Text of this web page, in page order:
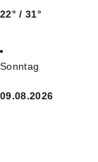
22° / 31°
Sonntag
09.08.2026